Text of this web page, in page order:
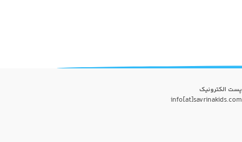
پست الکترونیک
info[at]savrinakids.com